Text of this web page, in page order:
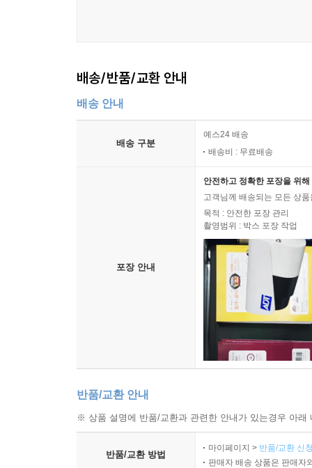
[도서] 평화를 지키는 괴물 리바이어던이 왔다! :
세상을 보는 눈과 생각하는 힘을 키워 주는 철학
『리바이어던』을 읽게 된다. 리바이어던은 성경
짓밟고 싸우는 ‘만인 대 만인의 투쟁’을 다스리
[도서] 나의 행복과 모두의 행복 : 벤담이 들려주는
스스로 생각하고 실천하는 아이로 키우는 철학
『나의 행복과 모두의 행복』은 어느 날 갑자
흥미로운 이야기를 담고 있다. 시공간의 이동이
철학을 쉽고 재미있게 풀어낸다. 부모님이 안 계
옷장 속으로 빨려 들어가게 된다. 이들이 도착한
함께 위험에 처한 사람을 구하고, 옥스퍼드대학교
[도서] 내 마음속 진짜 나를 발견해요 : 프로이트가
세상을 보는 눈과 생각하는 힘을 키워 주는 철학
사는 지혜. 지혜의 엄마, 오빠도 마음의 병이 있기
신기한 고물상에 들어가게 되는데…. 그곳에 사
일탈 욕구 등 어린 지혜의 마음을 괴롭히는 감
배송/반품/교환 안내
배송 안내
배송 구분
예스24 배송
배송비 : 무료배송
포장 안내
안전하고 정확한 포장을 위
고객님께 배송되는 모든 상
목적 : 안전한 포장 관리
촬영범위 : 박스 포장 작업
반품/교환 안내
※ 상품 설명에 반품/교환과 관련한 안내가 있는경우 아
반품/교환 방법
마이페이지 > 반품/교환 신
판매자 배송 상품은 판매자